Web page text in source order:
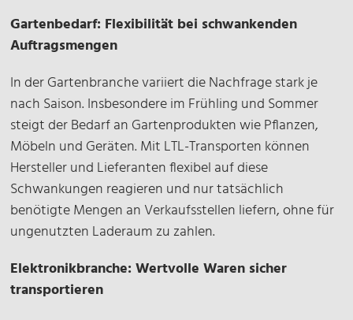
Time-Lieferungen entstehen, da keine zusätzliche
Einlagerung wie bei FTL stattfinden muss.
werden. In Fällen, in denen der gesamte Laderaum
eines Lkw nicht genutzt wird, können die Kosten
für FTL höher ausfallen als die für LTL, da die
Fixkosten des Lkw auf eine kleinere Menge an
Waren verteilt werden müssen.
Gartenbedarf: Flexibilität bei schwankenden
Auftragsmengen
In der Gartenbranche variiert die Nachfrage stark je
nach Saison. Insbesondere im Frühling und Sommer
steigt der Bedarf an Gartenprodukten wie Pflanzen,
Möbeln und Geräten. Mit LTL-Transporten können
Hersteller und Lieferanten flexibel auf diese
Schwankungen reagieren und nur tatsächlich
benötigte Mengen an Verkaufsstellen liefern, ohne für
ungenutzten Laderaum zu zahlen.
Elektronikbranche: Wertvolle Waren sicher
transportieren